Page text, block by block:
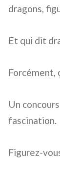
dragons,
Et qui dit
Forcément,
Un
fascination.
Figurez-